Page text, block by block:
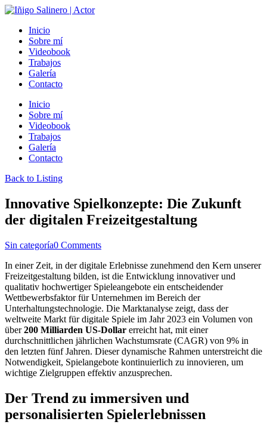
Inicio
Sobre mí
Videobook
Trabajos
Galería
Contacto
Inicio
Sobre mí
Videobook
Trabajos
Galería
Contacto
Back to Listing
Innovative Spielkonzepte: Die Zukunft
der digitalen Freizeitgestaltung
Sin categoría0 Comments
In einer Zeit, in der digitale Erlebnisse zunehmend den Kern unserer
Freizeitgestaltung bilden, ist die Entwicklung innovativer und
qualitativ hochwertiger Spieleangebote ein entscheidender
Wettbewerbsfaktor für Unternehmen im Bereich der
Unterhaltungstechnologie. Die Marktanalyse zeigt, dass der
weltweite Markt für digitale Spiele im Jahr 2023 ein Volumen von
über200 Milliarden US-Dollar erreicht hat, mit einer
durchschnittlichen jährlichen Wachstumsrate (CAGR) von 9% in
den letzten fünf Jahren. Dieser dynamische Rahmen unterstreicht die
Notwendigkeit, Spielangebote kontinuierlich zu innovieren, um
wichtige Zielgruppen effektiv anzusprechen.
Der Trend zu immersiven und
personalisierten Spielerlebnissen